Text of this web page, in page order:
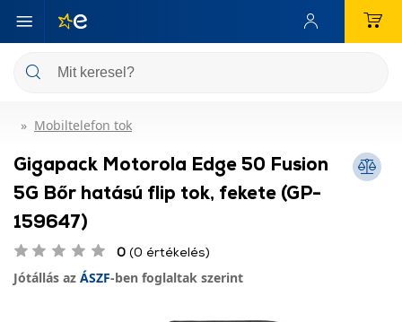
Mobiltelefon tok
Gigapack Motorola Edge 50 Fusion
5G Bőr hatású flip tok, fekete (GP-
159647)
0 (0 értékelés)
Jótállás az ÁSZF-ben foglaltak szerint